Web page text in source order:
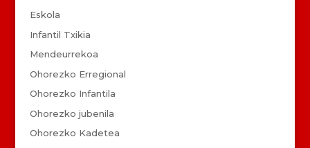
Eskola
Infantil Txikia
Mendeurrekoa
Ohorezko Erregional
Ohorezko Infantila
Ohorezko jubenila
Ohorezko Kadetea